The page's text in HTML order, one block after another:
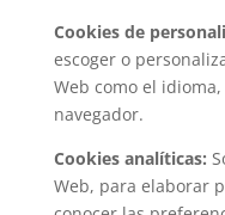
Cookies de
escoger o
Web como el
navegador.
Cookies analíticas:
Web, para elaborar